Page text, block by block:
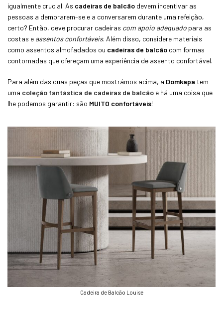
igualmente crucial. As cadeiras de balcão devem incentivar as
pessoas a demorarem-se e a conversarem durante uma refeição,
certo? Então, deve procurar cadeiras com apoio adequado para as
costas e assentos confortáveis. Além disso, considere materiais
como assentos almofadados ou cadeiras de balcão com formas
contornadas que ofereçam uma experiência de assento confortável.
Para além das duas peças que mostrámos acima, a Domkapa tem
uma coleção fantástica de cadeiras de balcão e há uma coisa que
lhe podemos garantir: são MUITO confortáveis!
Cadeira de Balcão Louise